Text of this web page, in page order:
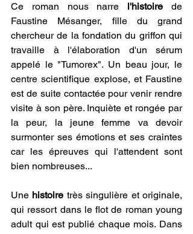
Ce roman nous narre l'histoire de
Faustine Mésanger, fille du grand
chercheur de la fondation du griffon qui
travaille à l'élaboration d'un sérum
appelé le "Tumorex". Un beau jour, le
centre scientifique explose, et Faustine
est de suite contactée pour venir rendre
visite à son père. Inquiète et rongée par
la peur, la jeune femme va devoir
surmonter ses émotions et ses craintes
car les épreuves qui l'attendent sont
bien nombreuses...
Une histoire très singulière et originale,
qui ressort dans le flot de roman young
adult qui est publié chaque mois. Dans